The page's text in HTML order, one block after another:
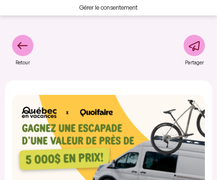
Gérer le consentement
Retour Partager